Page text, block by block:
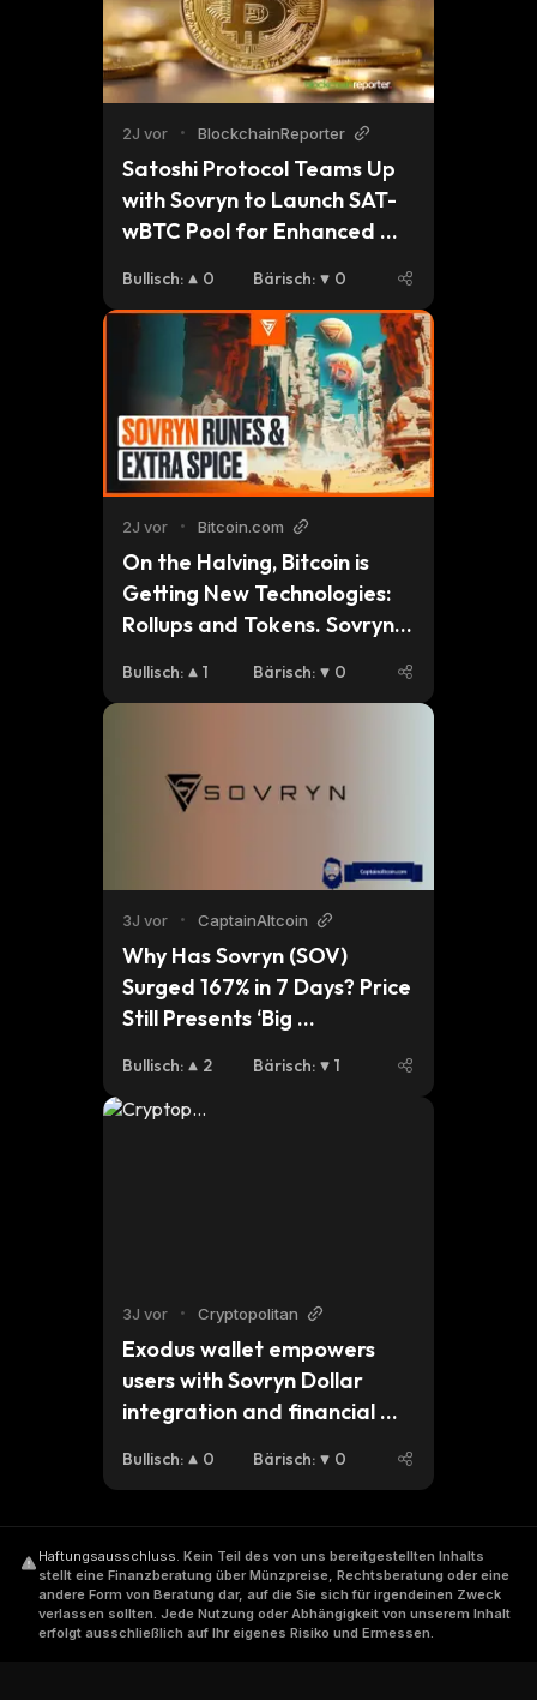
2J vor • BlockchainReporter
Satoshi Protocol Teams Up
with Sovryn to Launch SAT-
wBTC Pool for Enhanced
Bullisch: 0 Bärisch: 0
2J vor • Bitcoin.com
On the Halving, Bitcoin is
Getting New Technologies:
Rollups and Tokens. Sovryn’s
In Early
Bullisch: 1 Bärisch: 0
3J vor • CaptainAltcoin
Why Has Sovryn (SOV)
Surged 167% in 7 Days? Price
Still Presents ‘Big
Bullisch: 2 Bärisch: 1
3J vor • Cryptopolitan
Exodus wallet empowers
users with Sovryn Dollar
integration and financial
Bullisch: 0 Bärisch: 0
Haftungsausschluss. Kein Teil des von uns bereitgestellten Inhalts
stellt eine Finanzberatung über Münzpreise, Rechtsberatung oder eine
andere Form von Beratung dar, auf die Sie sich für irgendeinen Zweck
verlassen sollten. Jede Nutzung oder Abhängigkeit von unserem Inhalt
erfolgt ausschließlich auf Ihr eigenes Risiko und Ermessen.